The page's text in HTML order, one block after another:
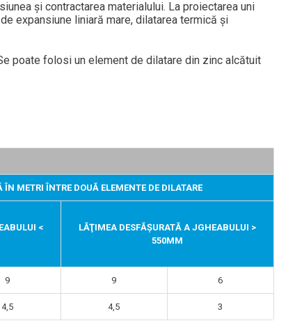
şi contractarea materialului. La proiectarea uni
expansiune liniară mare, dilatarea termică şi
poate folosi un element de dilatare din zinc alcătuit
METRI ÎNTRE DOUĂ ELEMENTE DE DILATARE
<
LĂŢIMEA DESFĂŞURATĂ A JGHEABULUI >
550MM
9 9 6
4,5 4,5 3